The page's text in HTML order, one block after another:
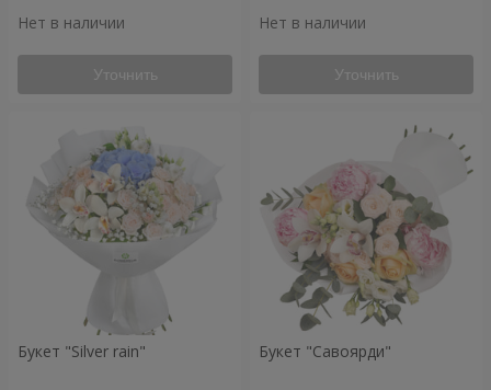
Нет в наличии
Уточнить
Нет в наличии
Уточнить
Букет "Silver rain" Букет "Савоярди"